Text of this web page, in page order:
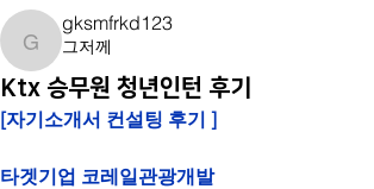
gksmfrkd123
gksmfrkd123
그저께
Ktx 승무원 청년인턴 후기
[자기소개서 컨설팅 후기 ]
타겟기업 코레일관광개발